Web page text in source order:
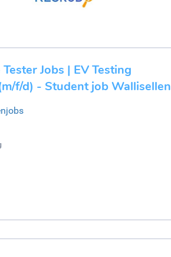
Jobs | EV Testing
f/d) - Student job Wallisellen